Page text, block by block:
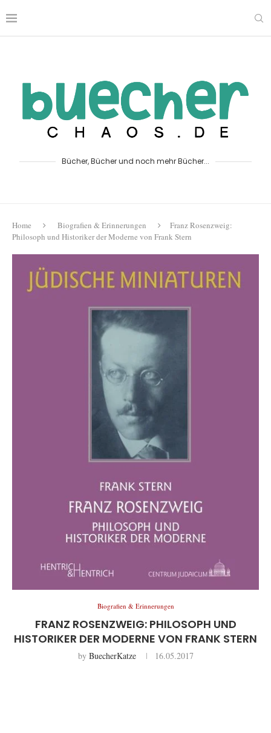
Bücher, Bücher und noch mehr Bücher...
Home Biografien & Erinnerungen
Franz Rosenzweig:
Philosoph und Historiker der Moderne von Frank Stern
Biografien & Erinnerungen
FRANZ ROSENZWEIG: PHILOSOPH UND
HISTORIKER DER MODERNE VON FRANK STERN
by BuecherKatze 16.05.2017